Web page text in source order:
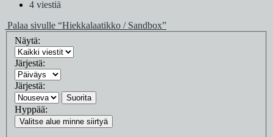
4 viestiä
Palaa sivulle “Hiekkalaatikko / Sandbox”
Näytä:
Järjestä:
Järjestä:
Suorita
Hyppää:
Valitse alue minne siirtyä